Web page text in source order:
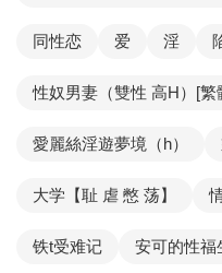
同性恋 爱 淫
性奴男妻（雙性 高H）[繁
愛麗絲淫遊夢境（h）
大学【耻 虐 憋 荡】
铁t受难记 安可的性福